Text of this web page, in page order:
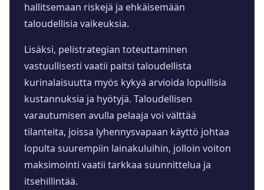
hallitsemaan riskejä ja ehkäisemään
taloudellisia vaikeuksia.
Lisäksi, pelistrategian toteuttaminen
vastuullisesti vaatii paitsi taloudellista
kurinalaisuutta myös kykyä arvioida lopullisia
kustannuksia ja hyötyjä. Taloudellisen
varautumisen avulla pelaaja voi välttää
tilanteita, joissa lyhennysvapaan käyttö johtaa
lopulta suurempiin lainakuluihin, jolloin voiton
maksimointi vaatii tarkkaa suunnittelua ja
itsehillintää.